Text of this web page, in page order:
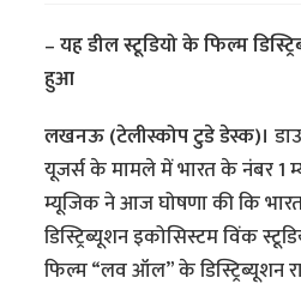
– यह डील स्टूडियो के फिल्म
हुआ
लखनऊ (टेलीस्कोप टुडे डेस्क)।
यूजर्स के मामले में भारत के नंबर 1
म्यूजिक ने आज घोषणा की कि
डिस्ट्रिब्यूशन इकोसिस्टम विंक
फिल्म “लव ऑल” के डिस्ट्रिब्यूशन